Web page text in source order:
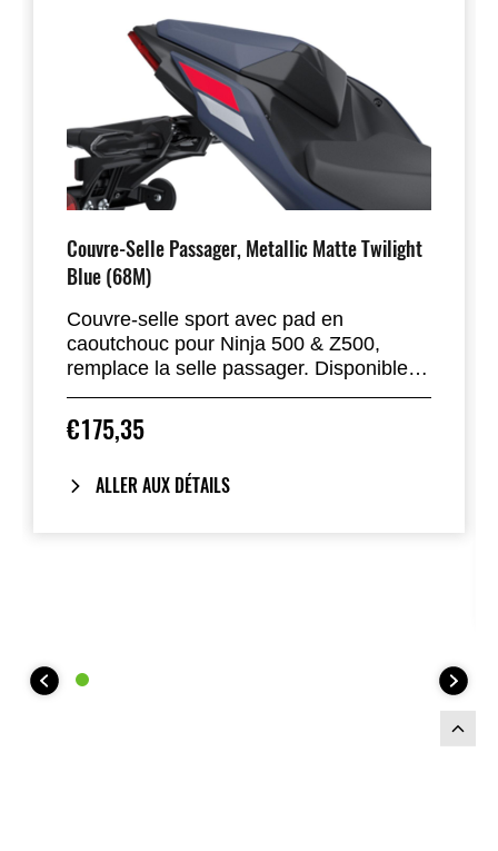
Couvre-Selle Passager, Metallic Matte Twilight
Blue (68M)
Couvre-selle sport avec pad en
caoutchouc pour Ninja 500 & Z500,
remplace la selle passager. Disponible
dans la plupart des couleurs standard.
€175,35
ALLER AUX DÉTAILS